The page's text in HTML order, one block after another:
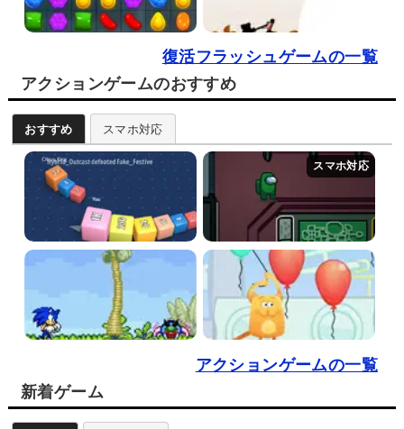
復活フラッシュゲームの一覧
アクションゲームのおすすめ
おすすめ スマホ対応
アクションゲームの一覧
新着ゲーム